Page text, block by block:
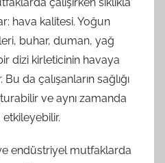
hava kalitesi. Yoğun
buhar, duman, yağ
dizi kirleticinin havaya
da çalışanların sağlığı
ve aynı zamanda
endüstriyel mutfaklarda